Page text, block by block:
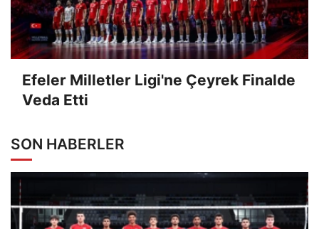
Efeler Milletler Ligi'ne Çeyrek Finalde
Veda Etti
SON HABERLER